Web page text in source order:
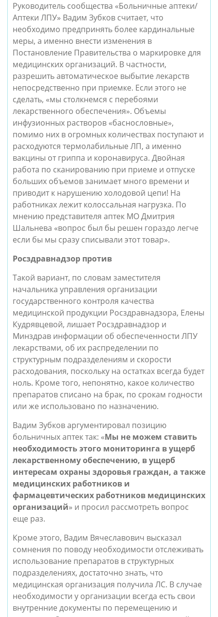
Руководитель сообщества «Больничные аптеки/
Аптеки ЛПУ» Вадим Зубков считает, что
необходимо предпринять более кардинальные
меры, а именно внести изменения в
Постановление Правительства о маркировке для
медицинских организаций. В частности,
разрешить автоматическое выбытие лекарств
непосредственно при приемке. Если этого не
сделать, «мы столкнемся с перебоями
лекарственного обеспечения». Объемы
инфузионных растворов «баснословные»,
помимо них в огромных количествах поступают и
расходуются термолабильные ЛП, а именно
вакцины от гриппа и коронавируса. Двойная
работа по сканированию при приеме и отпуске
больших объемов занимает много времени и
приводит к нарушению холодовой цепи! На
работниках лежит колоссальная нагрузка. По
мнению представителя аптек МО Дмитрия
Шальнева «вопрос был бы решен гораздо легче
если бы мы сразу списывали этот товар».
Росздравнадзор против
Такой вариант, по словам заместителя
начальника управления организации
государственного контроля качества
медицинской продукции Росздравнадзора, Елены
Кудрявцевой, лишает Росздравнадзор и
Минздрав информации об обеспеченности ЛПУ
лекарствами, об их распределении по
структурным подразделениям и скорости
расходования, поскольку на остатках всегда будет
ноль. Кроме того, непонятно, какое количество
препаратов списано на брак, по срокам годности
или же использовано по назначению.
Вадим Зубков аргументировал позицию
больничных аптек так: «Мы не можем ставить
необходимость этого мониторинга в ущерб
лекарственному обеспечению, в ущерб
интересам охраны здоровья граждан, а также
медицинских работников и
фармацевтических работников медицинских
организаций» и просил рассмотреть вопрос
еще раз.
Кроме этого, Вадим Вячеславович высказал
сомнения по поводу необходимости отслеживать
использование препаратов в структурных
подразделениях, достаточно знать, что
медицинская организация получила ЛС. В случае
необходимости у организации всегда есть свои
внутренние документы по перемещению и